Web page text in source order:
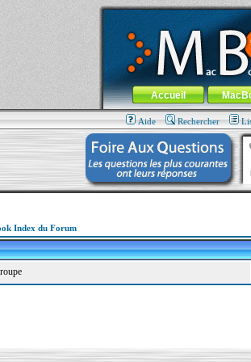
MacBook-fr.com : 100% Apple... 100%
Aller au contenu-Aller au menu
Menu général
Accueil
Aide Rechercher
Index du Forum